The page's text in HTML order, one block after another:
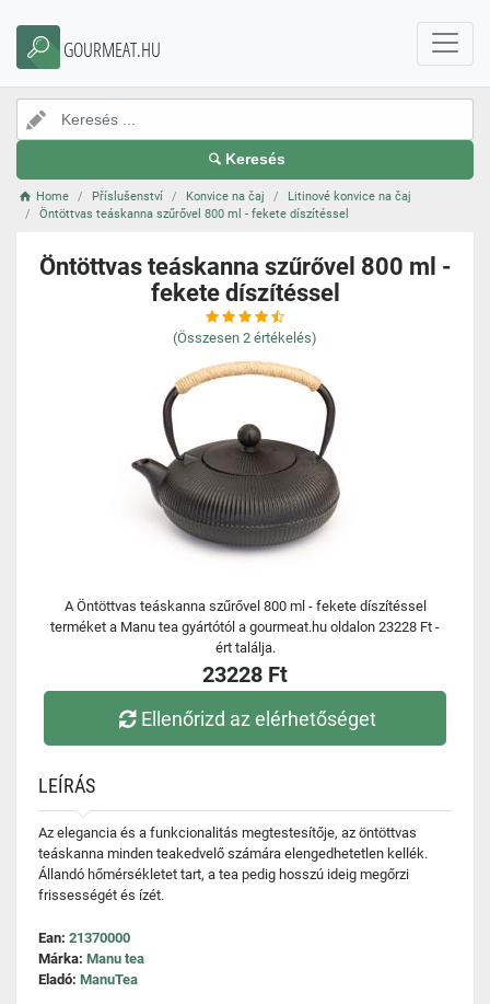
GOURMEAT.HU
Keresés
Home Příslušenství Konvice na čaj
Litinové konvice na čaj
Öntöttvas teáskanna szűrővel 800 ml - fekete díszítéssel
Öntöttvas teáskanna szűrővel 800 ml -
fekete díszítéssel
(Összesen 2 értékelés)
A Öntöttvas teáskanna szűrővel 800 ml - fekete díszítéssel
terméket a Manu tea gyártótól a gourmeat.hu oldalon 23228 Ft -
ért találja.
23228 Ft
Ellenőrizd az elérhetőséget
LEÍRÁS
Az elegancia és a funkcionalitás megtestesítője, az öntöttvas
teáskanna minden teakedvelő számára elengedhetetlen kellék.
Állandó hőmérsékletet tart, a tea pedig hosszú ideig megőrzi
frissességét és ízét.
Ean: 21370000
Márka: Manu tea
Eladó: ManuTea